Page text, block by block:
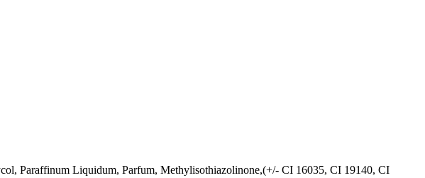
Paraffinum Liquidum, Parfum, Methylisothiazolinone,(+/- CI 16035, CI 19140, CI